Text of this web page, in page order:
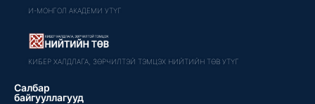
И-МОНГОЛ АКАДЕМИ УТҮГ
КИБЕР ХАЛДЛАГА, ЗӨРЧИЛТЭЙ ТЭМЦЭХ НИЙТИЙН ТӨВ УТҮГ
Салбар
байгууллагууд